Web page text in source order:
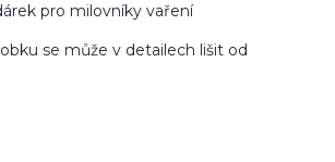
pro milovníky vaření
se může v detailech lišit od